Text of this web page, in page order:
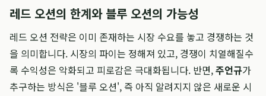
레드 오션의 한계와 블루 오션의 가능성
레드 오션 전략은 이미 존재하는 시장 수요를 놓고 경쟁하는 것
을 의미합니다. 시장의 파이는 정해져 있고, 경쟁이 치열해질수
록 수익성은 악화되고 피로감은 극대화됩니다. 반면,주언규가
추구하는 방식은 '블루 오션', 즉 아직 알려지지 않은 새로운 시